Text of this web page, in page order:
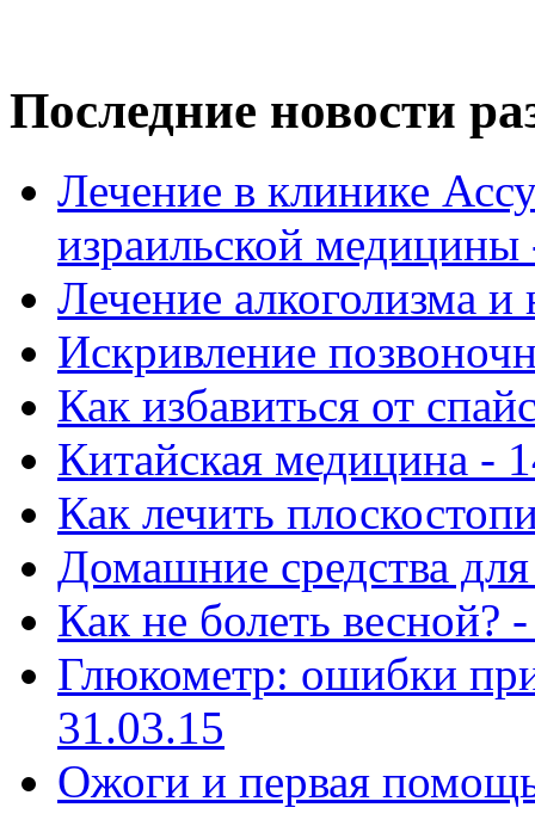
Последние новости
Лечение в клинике
израильской
Лечение алкоголизма
Искривление
Как избавиться от
Китайская медицина -
Как лечить
Домашние средства
Как не болеть весной?
Глюкометр: ошибки
31.03.15
Ожоги и первая